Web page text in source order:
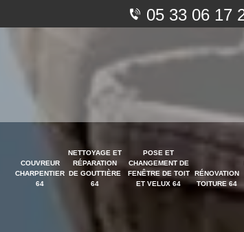
05 33 06 17
COUVREUR
CHARPENTIER
64
NETTOYAGE ET
RÉPARATION
DE GOUTTIÈRE
64
POSE ET
CHANGEMENT DE
FENÊTRE DE TOIT
ET VELUX 64
RÉNOVATION
TOITURE 64